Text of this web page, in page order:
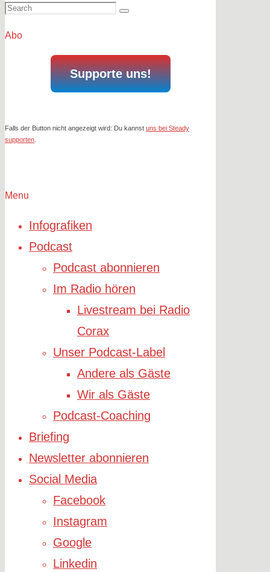
Search
Search
Abo
Supporte uns!
Falls der Button nicht angezeigt wird: Du kannst uns bei Steady
supporten
Menu
Infografiken
Podcast
Podcast abonnieren
Im Radio hören
Livestream bei Radio
Corax
Unser Podcast-Label
Andere als Gäste
Wir als Gäste
Podcast-Coaching
Briefing
Newsletter abonnieren
Social Media
Facebook
Instagram
Google
Linkedin